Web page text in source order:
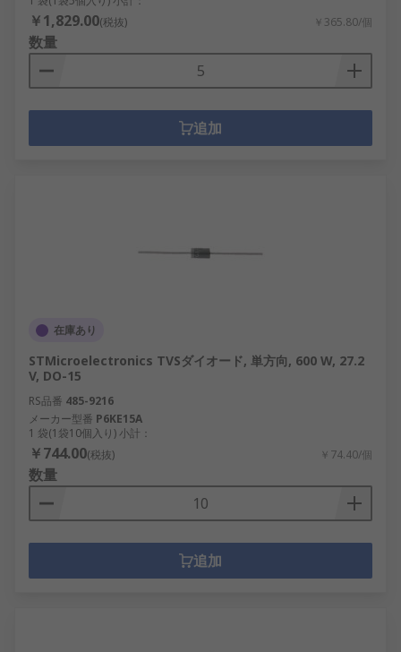
￥1,829.00(税抜) ￥365.80/個
数量
追加
在庫あり
STMicroelectronics TVSダイオード, 単方向, 600 W, 27.2
V, DO-15
RS品番 485-9216
メーカー型番 P6KE15A
1 袋(1袋10個入り) 小計：
￥744.00(税抜) ￥74.40/個
数量
追加